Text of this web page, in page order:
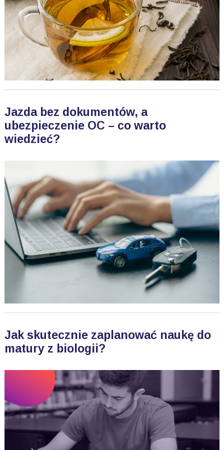
Jazda bez dokumentów, a
ubezpieczenie OC – co warto
wiedzieć?
Jak skutecznie zaplanować naukę do
matury z biologii?